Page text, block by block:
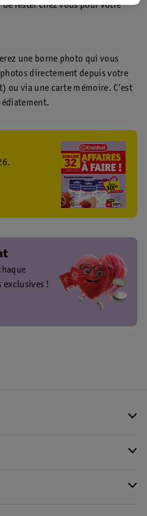
rester chez vous pour votre
une borne photo qui vous
directement depuis votre
ou via une carte mémoire. C’est
exclusives !